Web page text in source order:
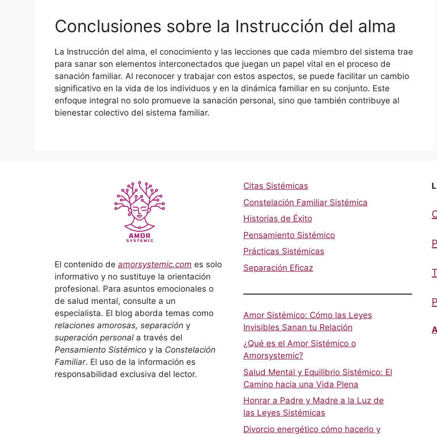
Conclusiones sobre la Instrucción del alma
La Instrucción del alma, el conocimiento y las lecciones que cada miembro del sistema trae
para sanar son elementos interconectados que juegan un papel vital en el proceso de
sanación familiar. Al reconocer y trabajar con estos aspectos, se puede facilitar un cambio
significativo en la vida de los individuos y en la dinámica familiar en su conjunto. Este
enfoque integral no solo promueve la sanación personal, sino que también contribuye al
bienestar colectivo del sistema familiar.
El contenido de amorsystemic.com es solo
informativo y no sustituye la orientación
profesional. Para asuntos emocionales o
de salud mental, consulte a un
especialista. El blog aborda temas como
relaciones amorosas, separación y
superación personal a través del
Pensamiento Sistémico y la Constelación
Familiar. El uso de la información es
responsabilidad exclusiva del lector.
Citas Sistémicas
Constelación Familiar Sistémica
Historias de Éxito
Pensamiento Sistémico
Prácticas Sistémicas
Separación Eficaz
Amor Sistémico: Cómo las Leyes
Invisibles Sanan tu Relación
¿Qué es el Amor Sistémico o
Amorsystemic?
Salud Mental y Equilibrio Sistémico: El
Camino hacia una Vida Plena
Honrar a Padre y Madre a la Luz de
las Leyes Sistémicas
Divorcio energético cómo hacerlo y